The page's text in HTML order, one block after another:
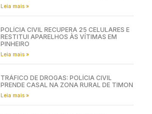
Leia mais »
POLÍCIA CIVIL RECUPERA 25 CELULARES E
RESTITUI APARELHOS ÀS VÍTIMAS EM
PINHEIRO
Leia mais »
TRÁFICO DE DROGAS: POLÍCIA CIVIL
PRENDE CASAL NA ZONA RURAL DE TIMON
Leia mais »